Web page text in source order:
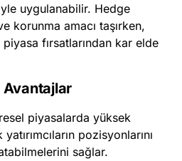
uygulanabilir. Hedge
korunma amacı taşırken,
fırsatlarından kar elde
Avantajlar
piyasalarda yüksek
pozisyonlarını
sağlar.